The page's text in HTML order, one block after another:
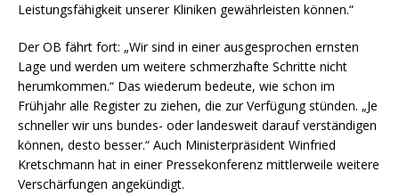
Leistungsfähigkeit unserer Kliniken gewährleisten können.“
Der OB fährt fort: „Wir sind in einer ausgesprochen ernsten
Lage und werden um weitere schmerzhafte Schritte nicht
herumkommen.“ Das wiederum bedeute, wie schon im
Frühjahr alle Register zu ziehen, die zur Verfügung stünden. „Je
schneller wir uns bundes- oder landesweit darauf verständigen
können, desto besser.“ Auch Ministerpräsident Winfried
Kretschmann hat in einer Pressekonferenz mittlerweile weitere
Verschärfungen angekündigt.